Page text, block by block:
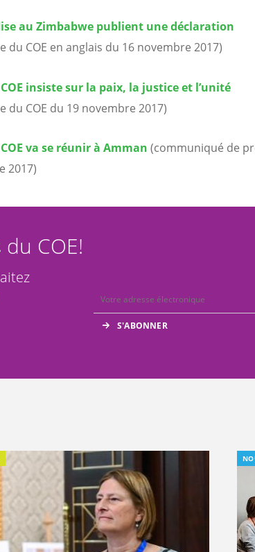
au Zimbabwe publient une déclaration
du COE en anglais du 16 novembre 2017)
insiste sur la paix, la justice et l’unité
du COE du 19 novembre 2017)
va se réunir à Amman (communiqué de
2017)
COE!